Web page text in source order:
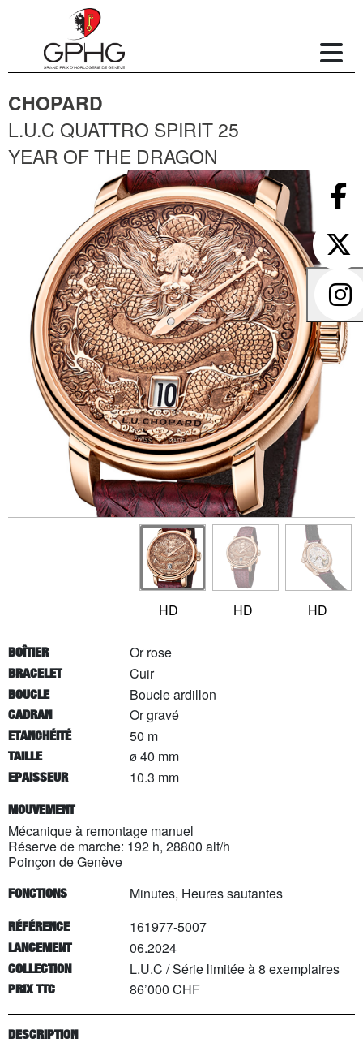
CHOPARD
L.U.C QUATTRO SPIRIT 25
YEAR OF THE DRAGON
HD HD HD
BOÎTIER Or rose
BRACELET Cuir
BOUCLE Boucle ardillon
CADRAN Or gravé
ETANCHÉITÉ 50 m
TAILLE ø 40 mm
EPAISSEUR 10.3 mm
MOUVEMENT
Mécanique à remontage manuel
Réserve de marche: 192 h, 28800 alt/h
Poinçon de Genève
FONCTIONS Minutes, Heures sautantes
RÉFÉRENCE 161977-5007
LANCEMENT 06.2024
COLLECTION L.U.C /Série limitée à8 exemplaires
PRIX TTC 86’000 CHF
DESCRIPTION